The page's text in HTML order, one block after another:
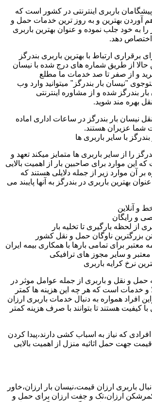
پیشگامان باربری اینترنتی در کشور است که
آوردن بهترین و به روز ترین خدمات حمل و
به خود جلب نموده و عنوان بهترین باربری
اختصاص دهد.
برقراری ارتباط با بهترین باربری بندرگز
حالا از طریق شماره های درج شده با نیسان
و از صفر تا صد خدمات ما مطلع
"نیسان بار بندرگز" میتوانید وارد وب
بندرگز شده و از مشاوره اینترنتی
بهره مند شوید.
نیسان بار بندرگز در ساعات اداری اماده
شما عزیران هستند.
با سایر باربری ها
را از سایر باربری ها متمایز میکند تعهد و
موارد برای صاحبین بار از اهمیت بالایی
بر آن موارد زیر از جمله دلایلی هستند که
بهترین باربری در بندرگز به آنها پایبند می
و آنلاین
و رایگان
از لحظه بارگیری تا تخلیه بار
بزرگترین ناوگان حمل و نقل کشور
معتبر برای تمامی بارها با همکاری بیمه ایران
معتبر و سایر مجوز های ترافیکی
نرخ کرایه باربری
حمل و نقل و باربری از جمله عوامل موثر در
و خدمات است که هر چه این هزینه ها کمتر
افراد همواره به دنبال خدمات باربری ارزان
کیفیت هستند تا بتوانند با صرف هزینه کمتر
که نیاز به اسباب کشی دارند،پیدا کردن
جهت حمل اثاثیه منزل از اهمیت بالایی
باربری ارزان قیمت،نیسان بار ارزان،خاور
ارزان،تک و جفت ارزان برای حمل و